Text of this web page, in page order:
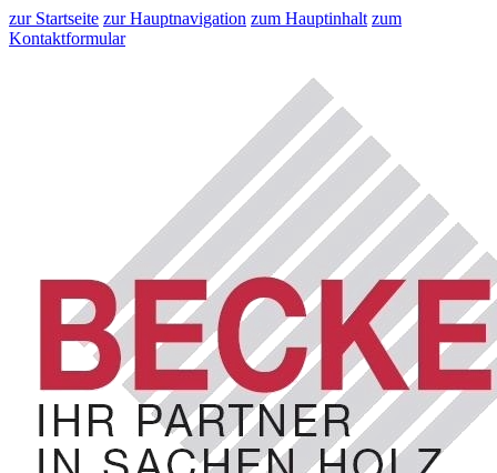
zur Startseite zur Hauptnavigation zum Hauptinhalt zum
Kontaktformular